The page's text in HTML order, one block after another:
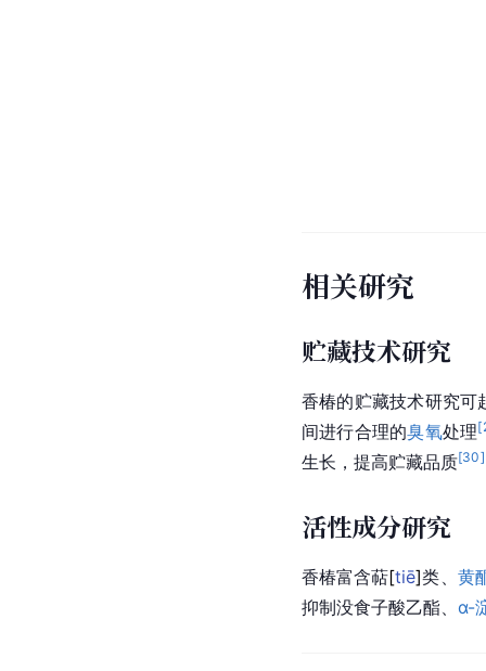
相关研究
贮藏技术研究
香椿的贮藏技术研究可
间进行合理的臭氧处理[
生长，提高贮藏品质[30]
活性成分研究
香椿富含萜[tiē]类、 黄
抑制没食子酸乙酯、 α-